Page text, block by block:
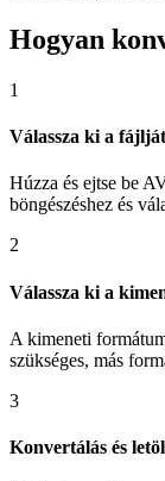
Hogyan
1
Válassza ki a fájlját
Húzza és ejtse be
böngészéshez és
2
Válassza ki a
A kimeneti
szükséges, más
3
Konvertálás és